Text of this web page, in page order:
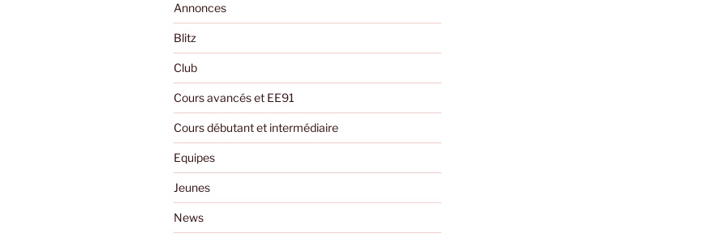
Annonces
Blitz
Club
Cours avancés et EE91
Cours débutant et intermédiaire
Equipes
Jeunes
News